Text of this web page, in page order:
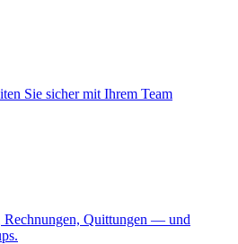
Sie sicher mit Ihrem Team
Rechnungen, Quittungen — und